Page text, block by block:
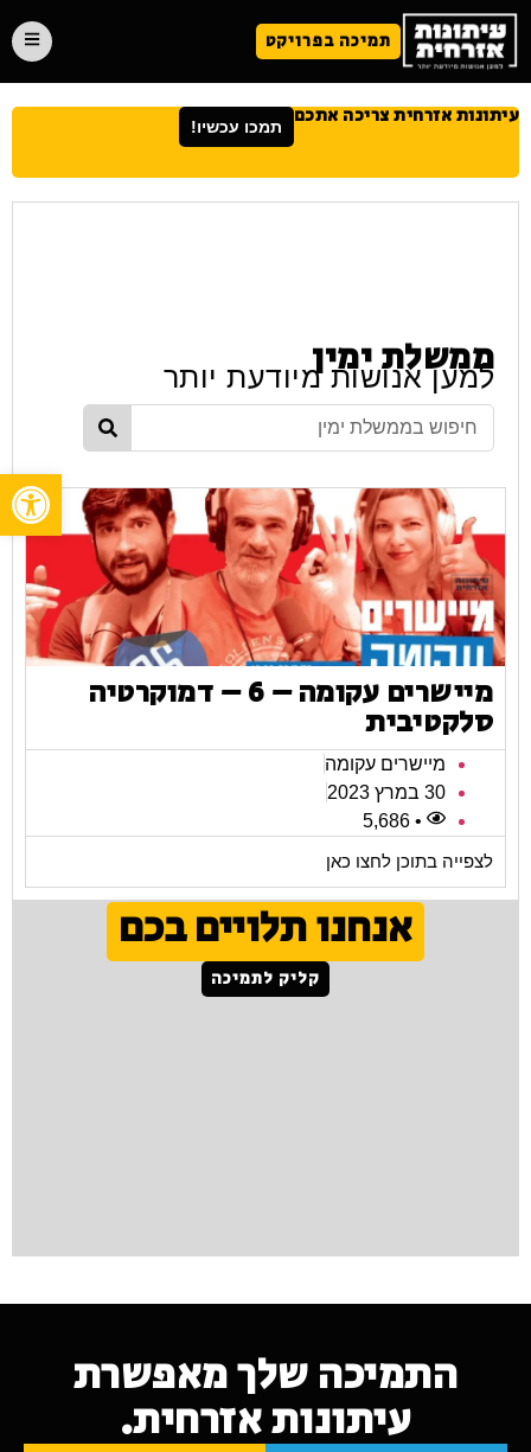
תמיכה בפרויקט
עיתונות אזרחית צריכה אתכם תמכו עכשיו!
ממשלת ימין
למען אנושות מיודעת יותר
מיישרים עקומה – 6 – דמוקרטיה
סלקטיבית
מיישרים עקומה
30 במרץ 2023
• 5,686
לצפייה בתוכן לחצו כאן
אנחנו תלויים בכם
קליק לתמיכה
התמיכה שלך מאפשרת
עיתונות אזרחית.